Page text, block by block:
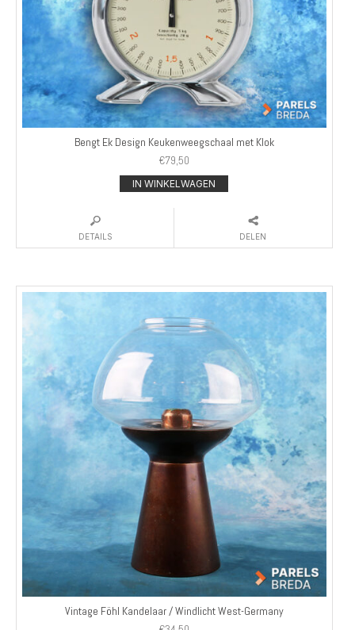
Bengt Ek Design Keukenweegschaal met Klok
€79,50
IN WINKELWAGEN
DETAILS DELEN
Vintage Föhl Kandelaar / Windlicht West-Germany